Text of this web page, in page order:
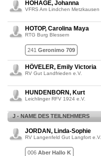
HOHAGE, Johanna
VFRS Am Lindchen Metzkausen
HOTOP, Carolina Maya
RTG Burg Blessem
241 Geronimo 709
HÖVELER, Emily Victoria
RV Gut Landfrieden e.V.
HUNDENBORN, Kurt
Leichlinger RFV 1924 e.V.
J - NAME DES TEILNEHMERS
JORDAN, Linda-Sophie
RV Langenfeld Gut Langfort e.V.
006 Aber Hallo K